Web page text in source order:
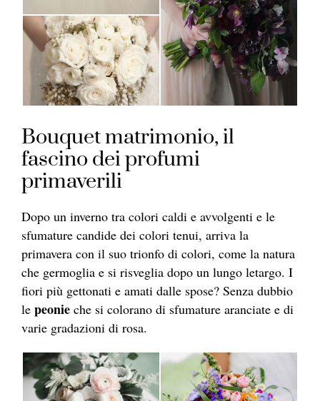
Bouquet matrimonio, il
fascino dei profumi
primaverili
Dopo un inverno tra colori caldi e avvolgenti e le
sfumature candide dei colori tenui, arriva la
primavera con il suo trionfo di colori, come la natura
che germoglia e si risveglia dopo un lungo letargo. I
fiori più gettonati e amati dalle spose? Senza dubbio
le peonie che si colorano di sfumature aranciate e di
varie gradazioni di rosa.